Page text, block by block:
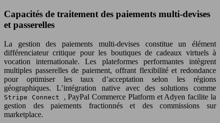
Capacités de traitement des paiements multi-devises
et passerelles
La gestion des paiements multi-devises constitue un élément
différenciateur critique pour les boutiques de cadeaux virtuels à
vocation internationale. Les plateformes performantes intègrent
multiples passerelles de paiement, offrant flexibilité et redondance
pour optimiser les taux d’acceptation selon les régions
géographiques. L’intégration native avec des solutions comme
Stripe Connect , PayPal Commerce Platform et Adyen facilite la
gestion des paiements fractionnés et des commissions sur
marketplace.